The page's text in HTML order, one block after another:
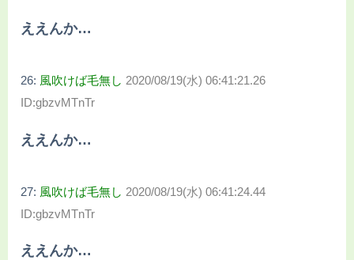
ええんか…
26: 風吹けば毛無し 2020/08/19(水) 06:41:21.26
ID:gbzvMTnTr
ええんか…
27: 風吹けば毛無し 2020/08/19(水) 06:41:24.44
ID:gbzvMTnTr
ええんか…